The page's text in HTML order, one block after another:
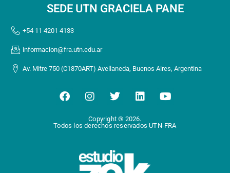
SEDE UTN GRACIELA PANE
+54 11 4201 4133
informacion@fra.utn.edu.ar
Av. Mitre 750 (C1870ART) Avellaneda, Buenos Aires, Argentina
F
a
e
I
n
s
t
r
a
T
w
i
t
r
L
i
k
n
Y
o
t
Copyright ® 2026.
Todos los derechos reservados UTN-FRA